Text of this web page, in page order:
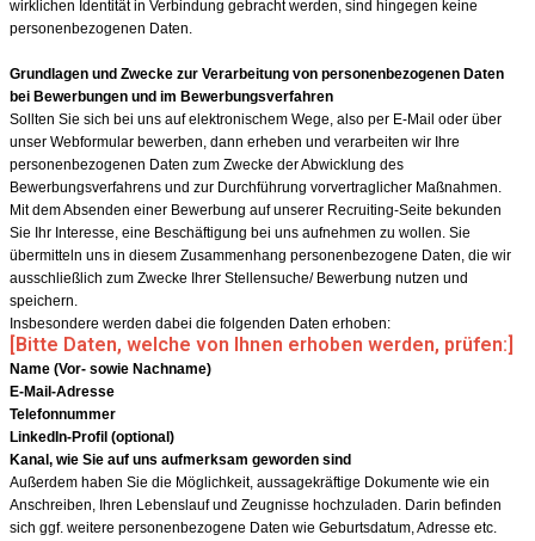
wirklichen Identität in Verbindung gebracht werden, sind hingegen keine
personenbezogenen Daten.
Grundlagen und Zwecke zur Verarbeitung von personenbezogenen Daten
bei Bewerbungen und im Bewerbungsverfahren
Sollten Sie sich bei uns auf elektronischem Wege, also per E-Mail oder über
unser Webformular bewerben, dann erheben und verarbeiten wir Ihre
personenbezogenen Daten zum Zwecke der Abwicklung des
Bewerbungsverfahrens und zur Durchführung vorvertraglicher Maßnahmen.
Mit dem Absenden einer Bewerbung auf unserer Recruiting-Seite bekunden
Sie Ihr Interesse, eine Beschäftigung bei uns aufnehmen zu wollen. Sie
übermitteln uns in diesem Zusammenhang personenbezogene Daten, die wir
ausschließlich zum Zwecke Ihrer Stellensuche/ Bewerbung nutzen und
speichern.
Insbesondere werden dabei die folgenden Daten erhoben:
[Bitte Daten, welche von Ihnen erhoben werden, prüfen:]
Name (Vor- sowie Nachname)
E-Mail-Adresse
Telefonnummer
LinkedIn-Profil (optional)
Kanal, wie Sie auf uns aufmerksam geworden sind
Außerdem haben Sie die Möglichkeit, aussagekräftige Dokumente wie ein
Anschreiben, Ihren Lebenslauf und Zeugnisse hochzuladen. Darin befinden
sich ggf. weitere personenbezogene Daten wie Geburtsdatum, Adresse etc.